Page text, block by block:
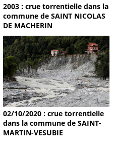
2003 : crue torrentielle dans la
commune de SAINT NICOLAS
DE MACHERIN
02/10/2020 : crue torrentielle
dans la commune de SAINT-
MARTIN-VESUBIE